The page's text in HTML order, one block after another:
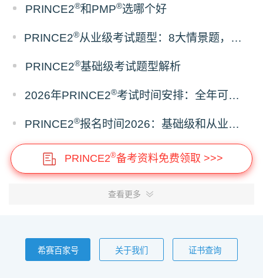
PRINCE2®和PMP®选哪个好
PRINCE2®从业级考试题型：8大情景题，开卷考但只准带官方教材
PRINCE2®基础级考试题型解析
2026年PRINCE2®考试时间安排：全年可考，随约随考
PRINCE2®报名时间2026：基础级和从业级，预约规则一样吗？
PRINCE2®备考资料免费领取 >>>
查看更多
希赛百家号 关于我们 证书查询